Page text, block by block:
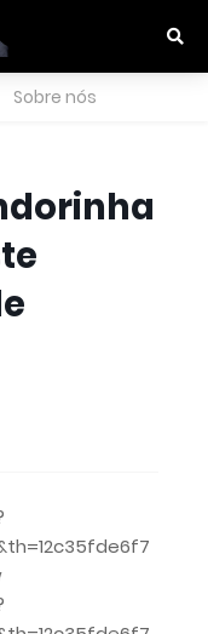
Sobre nós